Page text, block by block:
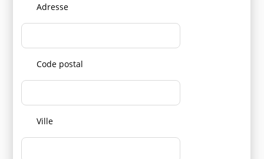
Adresse
Code postal
Ville